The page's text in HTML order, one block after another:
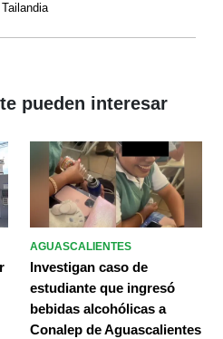
pueden interesar
AGUASCALIENTES
Investigan caso de
estudiante que ingresó
bebidas alcohólicas a
Conalep de Aguascalientes